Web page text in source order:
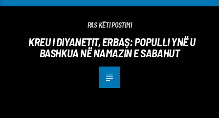
PAS KËTI POSTIMI
KREU I DIYANETIT, ERBAŞ: POPULLI YNË U
BASHKUA NË NAMAZIN E SABAHUT